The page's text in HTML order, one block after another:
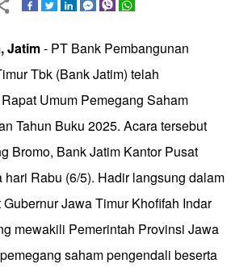
Jatim- PT Bank Pembangunan
Tbk (Bank Jatim) telah
Umum Pemegang Saham
Tahun Buku 2025. Acara tersebut
Bromo, Bank Jatim Kantor Pusat
hari Rabu (6/5). Hadir langsung dalam
Jawa Timur Khofifah Indar
mewakili Pemerintah Provinsi Jawa
saham pengendali beserta